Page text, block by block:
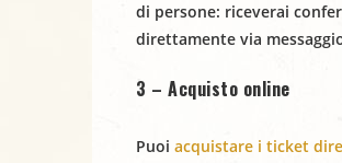
di persone: riceverai
direttamente via
3 – Acquisto online
Puoi acquistare i ticket